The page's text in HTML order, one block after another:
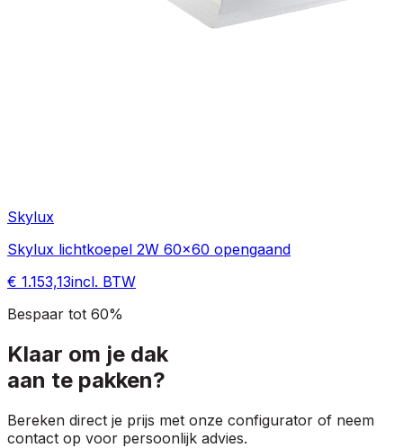
Skylux
Skylux lichtkoepel 2W 60x60 opengaand
€ 1.153,13incl. BTW
Bespaar tot 60%
Klaar om je dak
aan te pakken?
Bereken direct je prijs met onze configurator of neem
contact op voor persoonlijk advies.